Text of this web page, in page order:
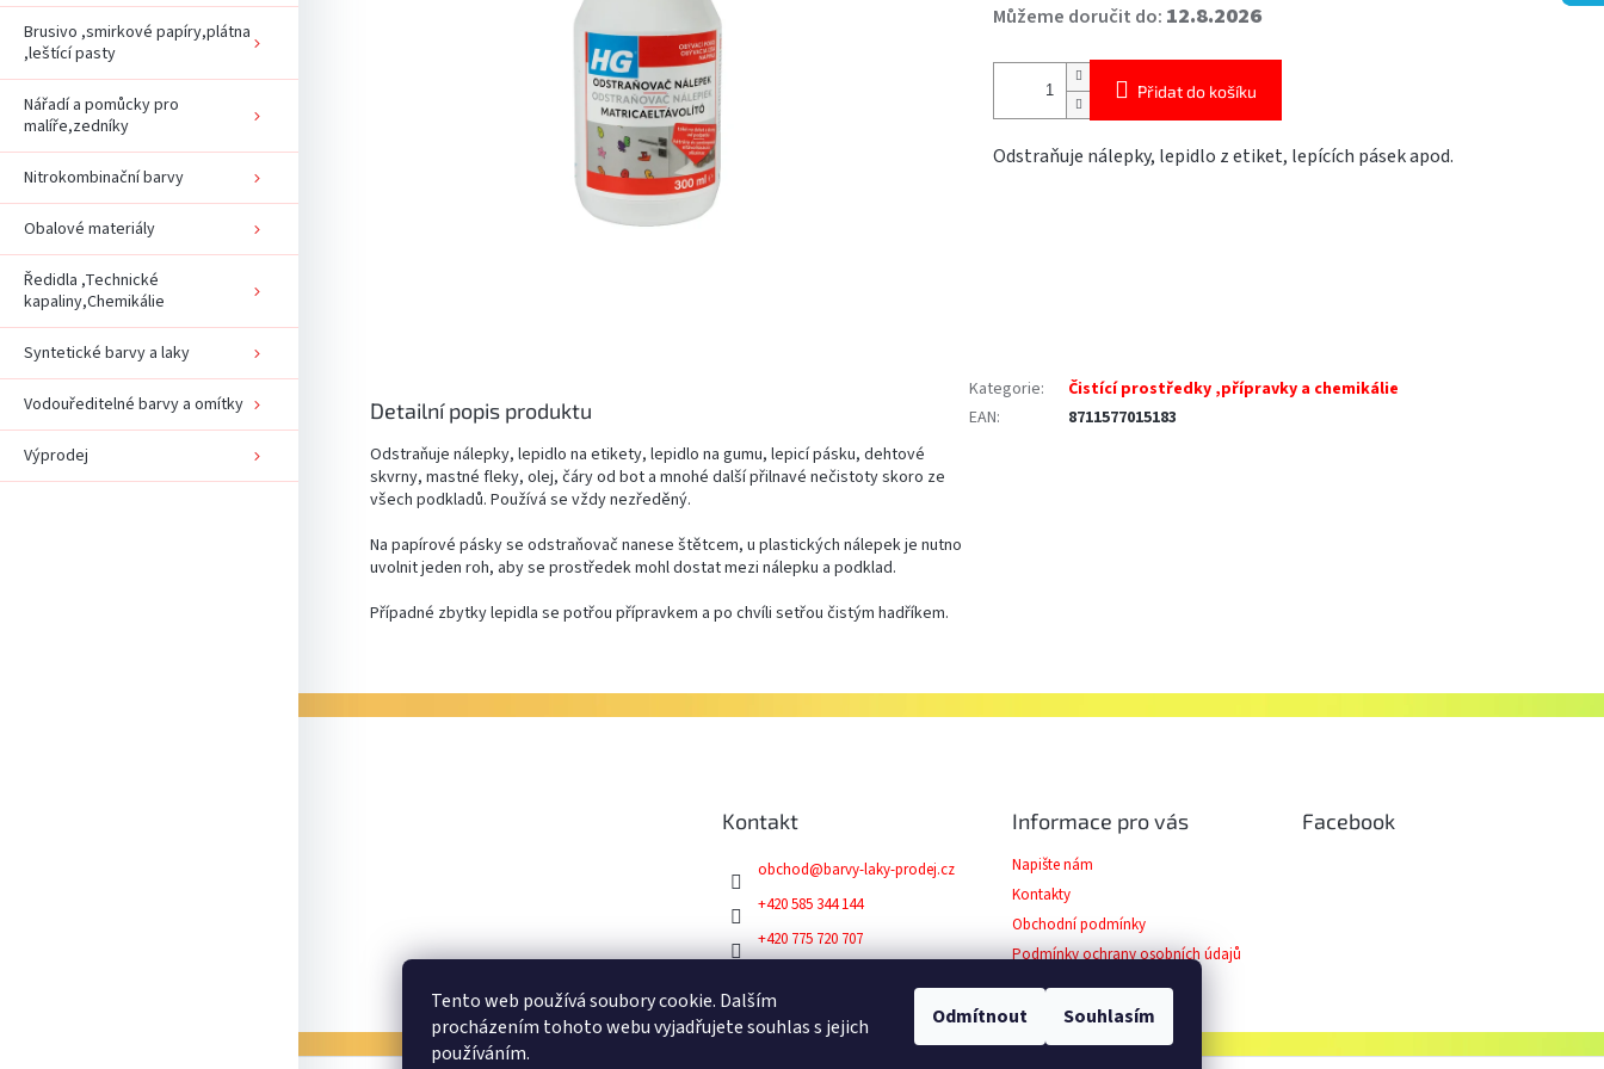
Tento web používá soubory cookie. Dalším
procházením tohoto webu vyjadřujete souhlas s jejich
používáním.
Odmítnout Souhlasím
Brusivo ,smirkové papíry,plátna
,leštící pasty
Nářadí a pomůcky pro
malíře,zedníky
Nitrokombinační barvy
Obalové materiály
Ředidla ,Technické
kapaliny,Chemikálie
Syntetické barvy a laky
Vodouředitelné barvy a omítky
Výprodej
Můžeme doručit do: 12.8.2026
Přidat do košíku
Odstraňuje nálepky, lepidlo z etiket, lepících pásek apod.
Detailní popis produktu
Odstraňuje nálepky, lepidlo na etikety, lepidlo na gumu, lepicí pásku, dehtové
skvrny, mastné fleky, olej, čáry od bot a mnohé další přilnavé nečistoty skoro ze
všech podkladů. Používá se vždy nezředěný.
Na papírové pásky se odstraňovač nanese štětcem, u plastických nálepek je nutno
uvolnit jeden roh, aby se prostředek mohl dostat mezi nálepku a podklad.
Případné zbytky lepidla se potřou přípravkem a po chvíli setřou čistým hadříkem.
Kategorie:
Čistící prostředky ,přípravky a chemikálie
EAN: 8711577015183
Kontakt
obchod@barvy-laky-prodej.cz
+420 585 344 144
+420 775 720 707
Informace pro vás
Napište nám
Kontakty
Obchodní podmínky
Podmínky ochrany osobních údajů
Reklamační řád
Facebook